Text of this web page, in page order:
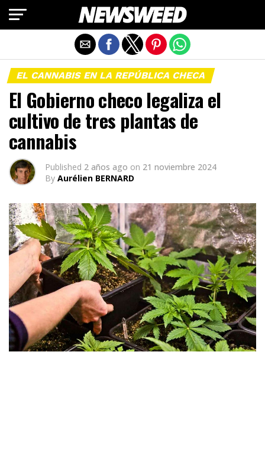
EL CANNABIS EN LA REPÚBLICA CHECA
El Gobierno checo legaliza el
cultivo de tres plantas de
cannabis
Published 2 años ago on 21 noviembre 2024
By Aurélien BERNARD
Salir de la versión móvil